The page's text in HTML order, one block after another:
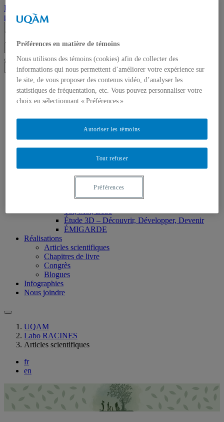
Labo RACINES : Résilience et sAnté psyChologique à la période
pérInatale, à l’enfaNce et l’adolEScence
Chercher dans ce site Chercher sur uqam.ca
Accueil
Qui sommes-nous?
Directrice
Étudiantes actuelles
Anciennes étudiantes
Photos de laboratoire
Projets de recherche
Chaire stratégique de l’UQÀM en santé mentale
Étude sur la résilience et le stress périnatal en temps de
pandémie (RESPPA)
Toi, Moi, Bébé
Étude 3D – Découvrir, Développer, Devenir
ÉMIGARDE
Réalisations
Articles scientifiques
Chapitres de livre
Congrès
Blogues
Infographies
Nous joindre
UQAM
Labo RACINES
Articles scientifiques
fr
en
Préférences en matière de témoins
Nous utilisons des témoins (cookies) afin de collecter des
informations qui nous permettent d’améliorer votre expérience sur
le site, de vous proposer des contenus vidéo, d’analyser les
statistiques de fréquentation, etc. Vous pouvez personnaliser votre
choix en sélectionnant « Préférences ».
Tout refuser
Autoriser les témoins
Préférences